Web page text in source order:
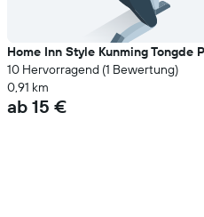
Home Inn Style Kunming Tongde
10 Hervorragend (1 Bewertung)
0,91 km
ab 15 €